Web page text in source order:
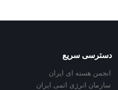
دسترسی سریع
انجمن هسته ای ایران
سازمان انرژی اتمی ایران